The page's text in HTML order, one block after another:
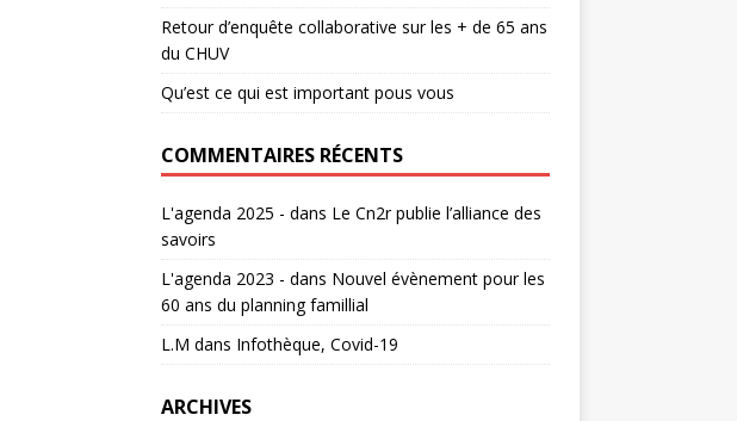
Retour d’enquête collaborative sur les + de 65 ans
du CHUV
Qu’est ce qui est important pous vous
COMMENTAIRES RÉCENTS
L'agenda 2025 - dans Le Cn2r publie l’alliance des
savoirs
L'agenda 2023 - dans Nouvel évènement pour les
60 ans du planning famillial
L.M dans Infothèque, Covid-19
ARCHIVES